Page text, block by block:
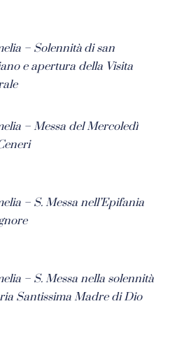
– Solennità di san
e apertura della Visita
– Messa del Mercoledì
– S. Messa nell’Epifania
– S. Messa nella solennità
Santissima Madre di Dio